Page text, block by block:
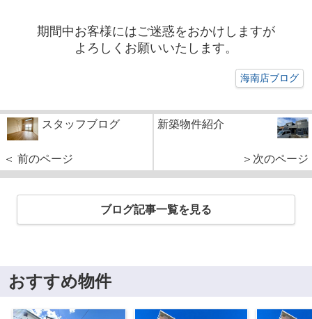
期間中お客様にはご迷惑をおかけしますが
よろしくお願いいたします。
海南店ブログ
スタッフブログ
＜ 前のページ
新築物件紹介
＞次のページ
ブログ記事一覧を見る
おすすめ物件